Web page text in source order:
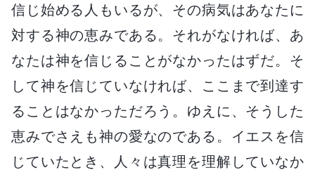
信じ始める人もいるが、その病気はあなたに
対する神の恵みである。それがなければ、あ
なたは神を信じることがなかったはずだ。そ
して神を信じていなければ、ここまで到達す
ることはなかっただろう。ゆえに、そうした
恵みでさえも神の愛なのである。イエスを信
じていたとき、人々は真理を理解していなか